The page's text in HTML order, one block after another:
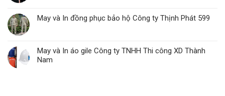
May và In đồng phục bảo hộ Công ty Thịnh Phát 599
May và In áo gile Công ty TNHH Thi công XD Thành
Nam